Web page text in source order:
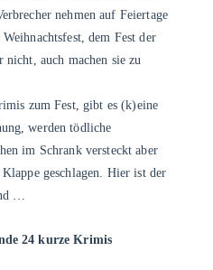
nehmen auf Feiertage
dem Fest der
nicht, auch machen sie zu
zum Fest, gibt es (k)eine
werden tödliche
im Schrank versteckt aber
geschlagen. Hier ist der
…
24 kurze Krimis